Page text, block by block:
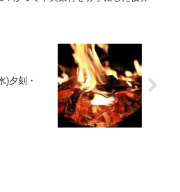
)夕刻・